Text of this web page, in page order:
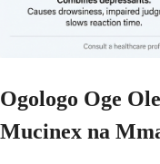
Ogologo Oge
Mucinex na